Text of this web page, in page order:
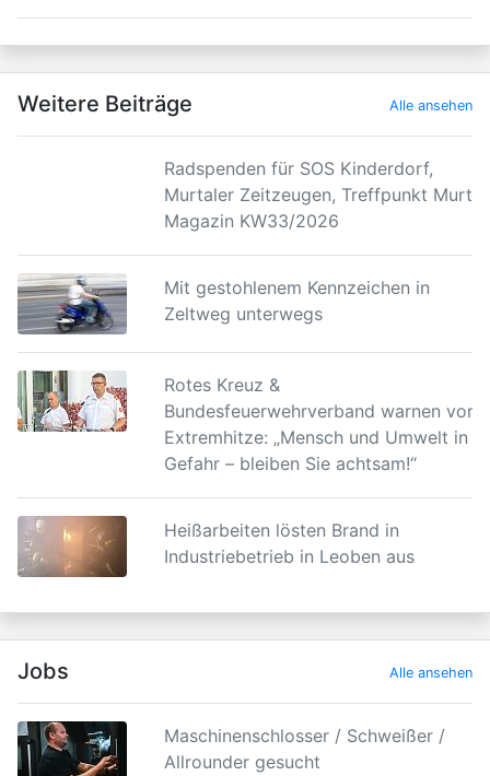
Weitere Beiträge Alle ansehen
Radspenden für SOS Kinderdorf,
Murtaler Zeitzeugen, Treffpunkt Murtal
Magazin KW33/2026
Mit gestohlenem Kennzeichen in
Zeltweg unterwegs
Rotes Kreuz &
Bundesfeuerwehrverband warnen vor
Extremhitze: „Mensch und Umwelt in
Gefahr – bleiben Sie achtsam!“
Heißarbeiten lösten Brand in
Industriebetrieb in Leoben aus
Jobs Alle ansehen
Maschinenschlosser / Schweißer /
Allrounder gesucht